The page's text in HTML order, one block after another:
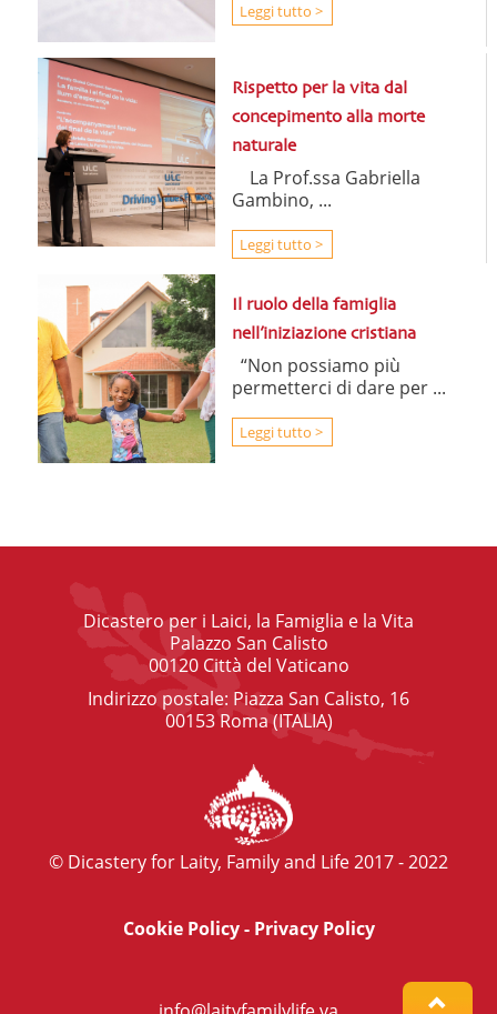
Leggi tutto >
Rispetto per la vita dal
concepimento alla morte
naturale
La Prof.ssa Gabriella
Gambino, ...
Leggi tutto >
Il ruolo della famiglia
nell’iniziazione cristiana
“Non possiamo più
permetterci di dare per ...
Leggi tutto >
Dicastero per i Laici, la Famiglia e la Vita
Palazzo San Calisto
00120 Città del Vaticano
Indirizzo postale: Piazza San Calisto, 16
00153 Roma (ITALIA)
© Dicastery for Laity, Family and Life 2017 - 2022
Cookie Policy- Privacy Policy